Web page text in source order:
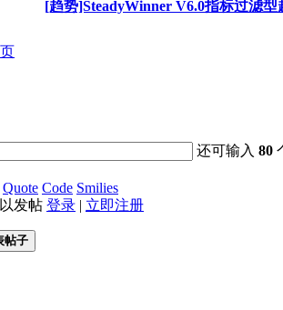
[趋势]SteadyWinner V6.0指标过滤型
还可输入80
Quote Code Smilies
发帖 登录 | 立即注册
帖子